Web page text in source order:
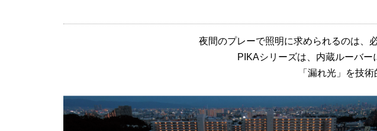
夜間のプレーで照明に求められるのは、
PIKAシリーズは、内蔵ルーバ
「漏れ光」を技